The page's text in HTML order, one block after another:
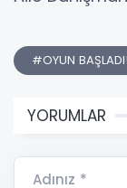
#OYUN
YORUMLAR
Adınız *